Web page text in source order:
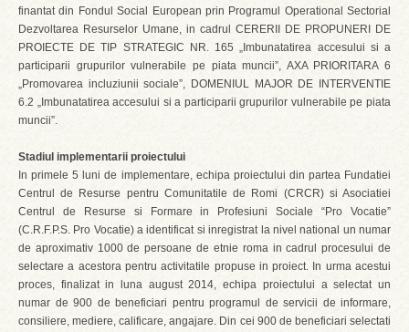
finantat din Fondul Social European prin Programul Operational Sectorial
Dezvoltarea Resurselor Umane, in cadrul CERERII DE PROPUNERI DE
PROIECTE DE TIP STRATEGIC NR. 165 „Imbunatatirea accesului si a
participarii grupurilor vulnerabile pe piata muncii”, AXA PRIORITARA 6
„Promovarea incluziunii sociale”, DOMENIUL MAJOR DE INTERVENTIE
6.2 „Imbunatatirea accesului si a participarii grupurilor vulnerabile pe piata
muncii”.
Stadiul implementarii proiectului
In primele 5 luni de implementare, echipa proiectului din partea Fundatiei
Centrul de Resurse pentru Comunitatile de Romi (CRCR) si Asociatiei
Centrul de Resurse si Formare in Profesiuni Sociale “Pro Vocatie”
(C.R.F.P.S. Pro Vocatie) a identificat si inregistrat la nivel national un numar
de aproximativ 1000 de persoane de etnie roma in cadrul procesului de
selectare a acestora pentru activitatile propuse in proiect. In urma acestui
proces, finalizat in luna august 2014, echipa proiectului a selectat un
numar de 900 de beneficiari pentru programul de servicii de informare,
consiliere, mediere, calificare, angajare. Din cei 900 de beneficiari selectati